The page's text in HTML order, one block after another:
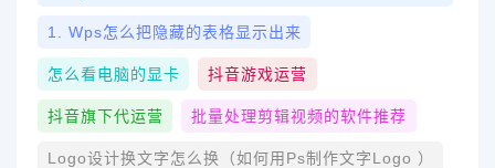
1. Wps怎么把隐藏的表格显示出来
怎么看电脑的显卡 抖音游戏运营
抖音旗下代运营 批量处理剪辑视频的软件推荐
Logo设计换文字怎么换（如何用ps制作文字logo ）